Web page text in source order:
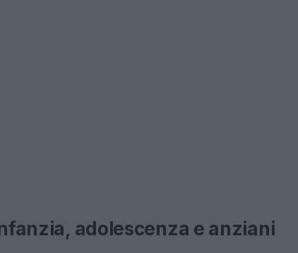
adolescenza e anziani